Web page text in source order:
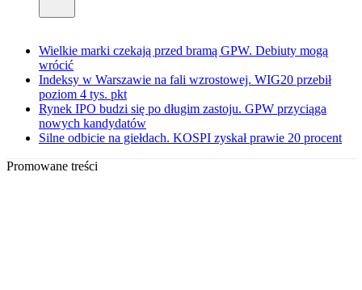
Wielkie marki czekają przed bramą GPW. Debiuty mogą
wrócić
Indeksy w Warszawie na fali wzrostowej. WIG20 przebił
poziom 4 tys. pkt
Rynek IPO budzi się po długim zastoju. GPW przyciąga
nowych kandydatów
Silne odbicie na giełdach. KOSPI zyskał prawie 20 procent
Promowane treści